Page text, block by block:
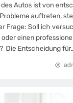
Autos ist von
auftreten,
Frage: Soll ich
einen
Die Entscheidung